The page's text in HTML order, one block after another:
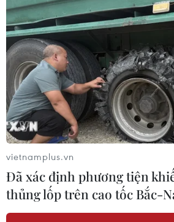
vietnamplus.vn
Đã xác định phương tiện
thủng lốp trên cao tốc Bắc-